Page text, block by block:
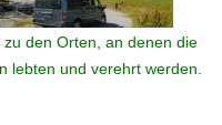
zu den Orten, an denen die
lebten und verehrt werden.